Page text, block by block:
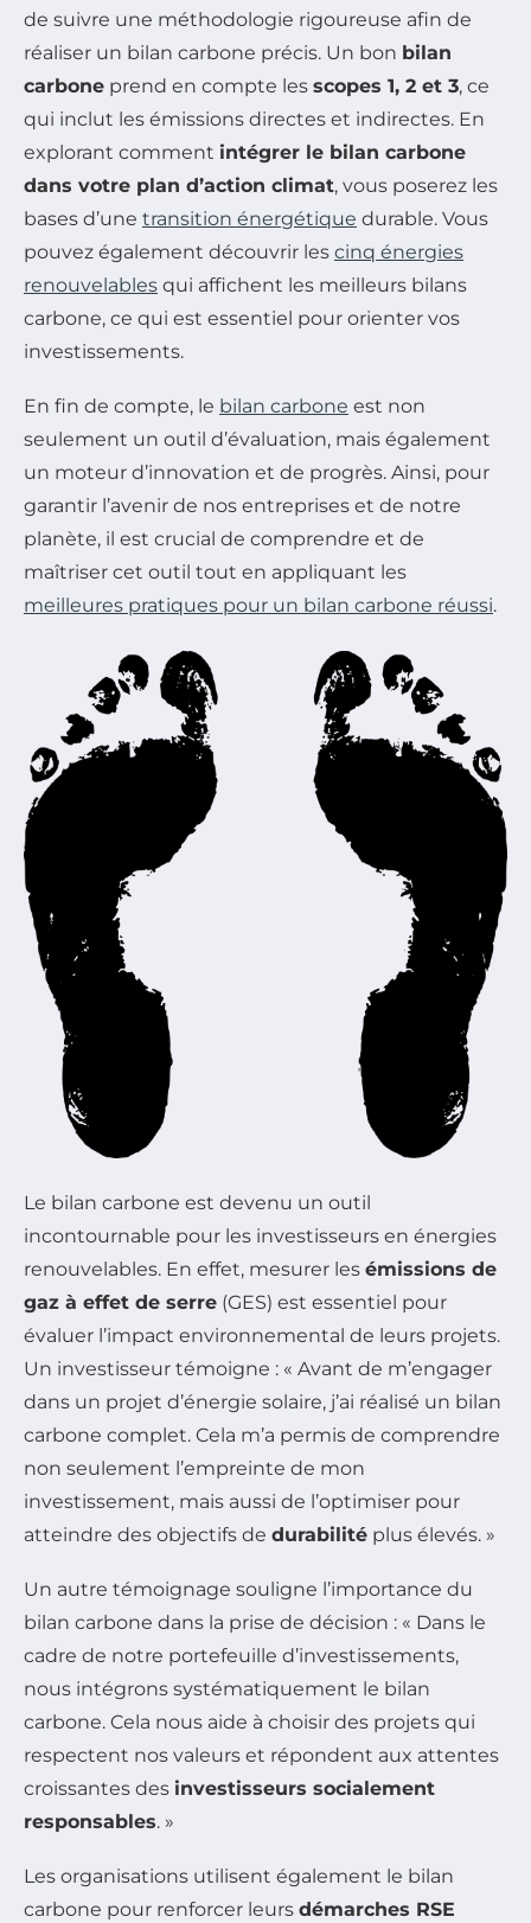
de suivre une méthodologie rigoureuse afin de
réaliser un bilan carbone précis. Un bon bilan
carbone prend en compte les scopes 1, 2 et 3, ce
qui inclut les émissions directes et indirectes. En
explorant comment intégrer le bilan carbone
dans votre plan d’action climat, vous poserez les
bases d’une transition énergétique durable. Vous
pouvez également découvrir les cinq énergies
renouvelables qui affichent les meilleurs bilans
carbone, ce qui est essentiel pour orienter vos
investissements.
En fin de compte, le bilan carbone est non
seulement un outil d’évaluation, mais également
un moteur d’innovation et de progrès. Ainsi, pour
garantir l’avenir de nos entreprises et de notre
planète, il est crucial de comprendre et de
maîtriser cet outil tout en appliquant les
meilleures pratiques pour un bilan carbone réussi.
Le bilan carbone est devenu un outil
incontournable pour les investisseurs en énergies
renouvelables. En effet, mesurer les émissions de
gaz à effet de serre (GES) est essentiel pour
évaluer l’impact environnemental de leurs projets.
Un investisseur témoigne : « Avant de m’engager
dans un projet d’énergie solaire, j’ai réalisé un bilan
carbone complet. Cela m’a permis de comprendre
non seulement l’empreinte de mon
investissement, mais aussi de l’optimiser pour
atteindre des objectifs de durabilité plus élevés. »
Un autre témoignage souligne l’importance du
bilan carbone dans la prise de décision : « Dans le
cadre de notre portefeuille d’investissements,
nous intégrons systématiquement le bilan
carbone. Cela nous aide à choisir des projets qui
respectent nos valeurs et répondent aux attentes
croissantes des investisseurs socialement
responsables. »
Les organisations utilisent également le bilan
carbone pour renforcer leurs démarches RSE